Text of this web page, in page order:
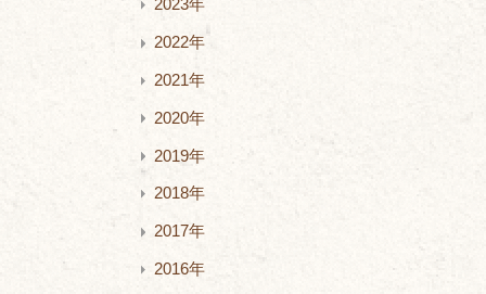
2023年
2022年
2021年
2020年
2019年
2018年
2017年
2016年